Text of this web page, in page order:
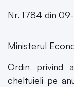
Nr. 1784 din
Ministerul
Ordin privind
cheltuieli pe